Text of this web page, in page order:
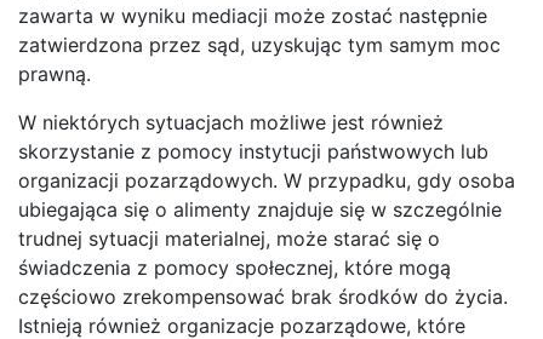
zawarta w wyniku mediacji może zostać następnie
zatwierdzona przez sąd, uzyskując tym samym moc
prawną.
W niektórych sytuacjach możliwe jest również
skorzystanie z pomocy instytucji państwowych lub
organizacji pozarządowych. W przypadku, gdy osoba
ubiegająca się o alimenty znajduje się w szczególnie
trudnej sytuacji materialnej, może starać się o
świadczenia z pomocy społecznej, które mogą
częściowo zrekompensować brak środków do życia.
Istnieją również organizacje pozarządowe, które